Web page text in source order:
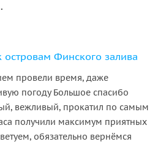
Финского залива
провели время, даже
погоду Большое спасибо
вежливый, прокатил по самым
получили максимум приятных
обязательно вернёмся